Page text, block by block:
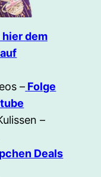
hier dem
– Folge
–
Deals